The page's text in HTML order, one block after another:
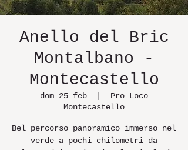
Anello del Bric
Montalbano -
Montecastello
dom 25 feb
Pro Loco
Montecastello
Bel percorso panoramico immerso nel
verde a pochi chilometri da